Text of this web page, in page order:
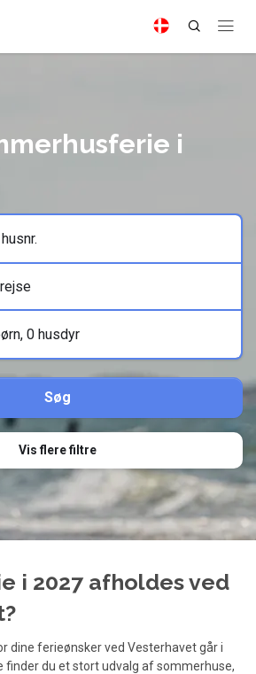
i
Vis flere filtre
i 2027 afholdes ved
dine ferieønsker ved Vesterhavet går i
finder du et stort udvalg af sommerhuse,